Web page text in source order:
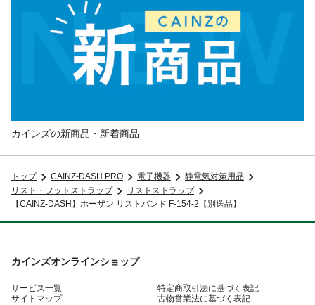
カインズの新商品・新着商品
トップ CAINZ-DASH PRO 電子機器
静電気対策用品
リスト・フットストラップ
リストストラップ
【CAINZ-DASH】ホーザン リストバンド F-154-2【別送品】
カインズオンラインショップ
サービス一覧
サイトマップ
特定商取引法に基づく表記
古物営業法に基づく表記